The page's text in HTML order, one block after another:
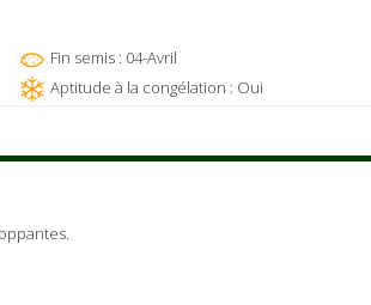
Fin semis : 04-Avril
Aptitude à la congélation : Oui